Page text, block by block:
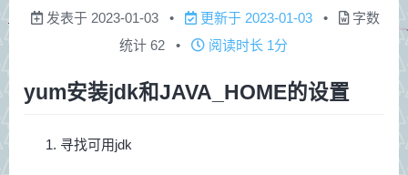
发表于 2023-01-03 更新于 2023-01-03
字数
统计 62 阅读时长 1分
yum安装jdk和JAVA_HOME的设置
寻找可用jdk